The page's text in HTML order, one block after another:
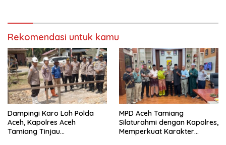
Rekomendasi untuk kamu
Dampingi Karo Loh Polda
Aceh, Kapolres Aceh
Tamiang Tinjau
MPD Aceh Tamiang
Silaturahmi dengan Kapolres,
Memperkuat Karakter